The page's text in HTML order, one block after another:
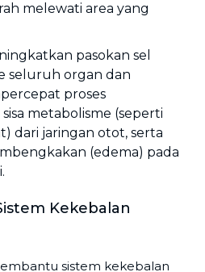
melewati area yang
pasokan sel
seluruh organ dan
proses
metabolisme (seperti
dari jaringan otot, serta
(edema) pada
Kekebalan